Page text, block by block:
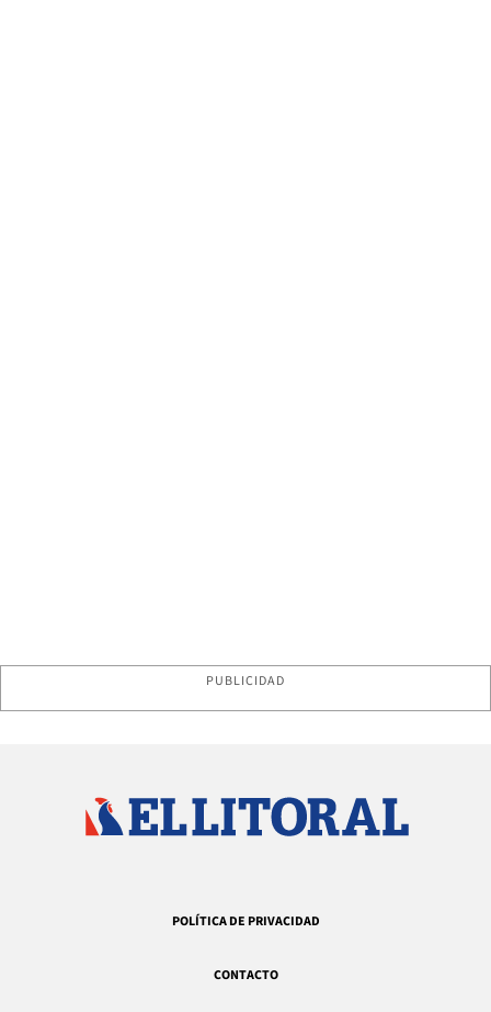
PUBLICIDAD
POLÍTICA DE PRIVACIDAD
CONTACTO